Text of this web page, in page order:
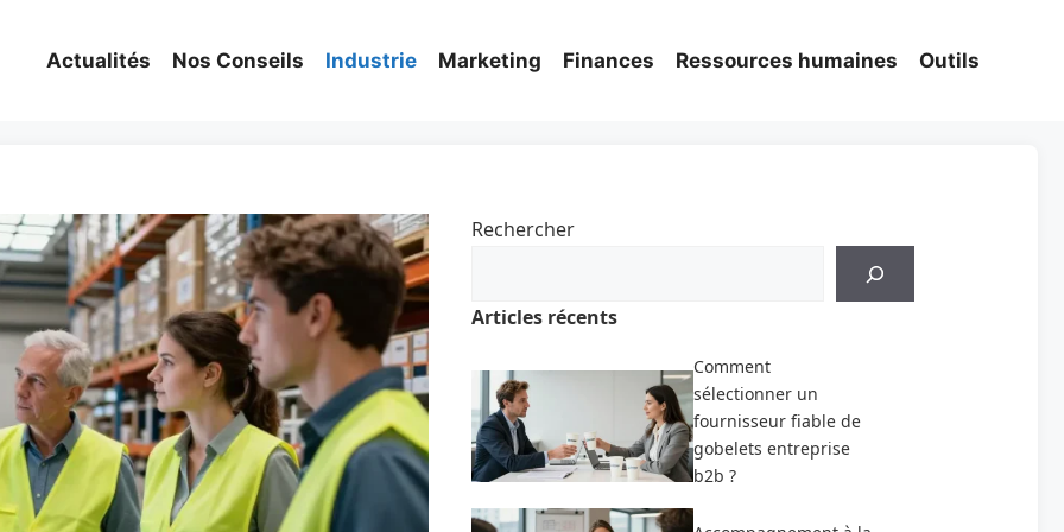
Actualités Nos Conseils Industrie Marketing Finances Ressources humaines Outils
Rechercher
Articles récents
Comment
sélectionner un
fournisseur fiable de
gobelets entreprise
b2b ?